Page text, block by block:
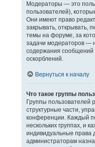
Модераторы — это
пользователей),
Они имеют право
закрывать, открывать,
темы на форуме, за
задачи модераторов —
содержания
оскорблений.
Вернуться к началу
Что такое группы
Группы пользователей
структурные части,
конференции. Каждый
нескольких группах, и
индивидуальные права
администраторам